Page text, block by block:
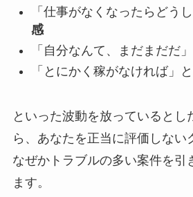
「仕事がなくなったらどう
感
「自分なんて、まだまだだ
「とにかく稼がなければ」
といった波動を放っているとし
ら、あなたを正当に評価しない
なぜかトラブルの多い案件を引
ます。